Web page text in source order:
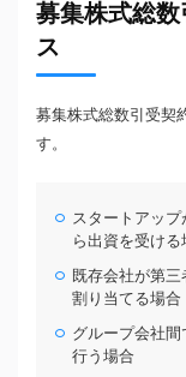
募集株式総
ス
募集株式総数引受契
す。
スタートアッ
ら出資を受ける
既存会社が第
割り当てる場合
グループ会社
行う場合